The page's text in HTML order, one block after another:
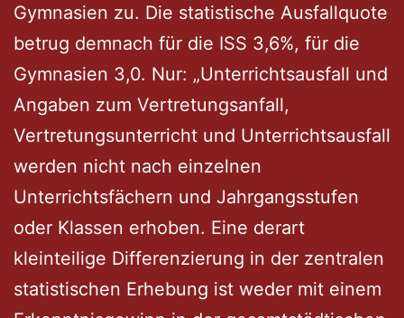
Gymnasien zu. Die statistische Ausfallquote
betrug demnach für die ISS 3,6%, für die
Gymnasien 3,0. Nur: „Unterrichtsausfall und
Angaben zum Vertretungsanfall,
Vertretungsunterricht und Unterrichtsausfall
werden nicht nach einzelnen
Unterrichtsfächern und Jahrgangsstufen
oder Klassen erhoben. Eine derart
kleinteilige Differenzierung in der zentralen
statistischen Erhebung ist weder mit einem